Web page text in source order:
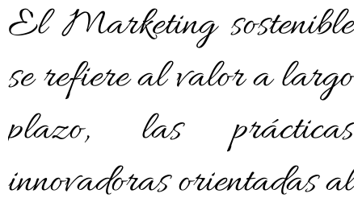
El Marketing sostenible
se refiere al valor a largo
plazo, las prácticas
innovadoras orientadas al